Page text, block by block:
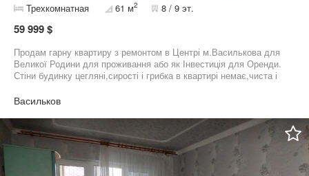
Трехкомнатная 61 м2 8 / 9 эт.
59 999 $
Продам гарну квартиру з ремонтом в Центрі м.Василькова для
Великої Родини для проживання або як Інвестиція для Оренди.
Стіни будинку цегляні,сирості і грибка в квартирі немає,чиста і
коридор з вмонтованим шкаф купе який залишається А також
Централізоване.Квартира в хорошому місце розташуванні,все
поряд,Школа,Садок,Супермаркети,Аптеки,Маленький ринок з
сільськогосподарськими продуктами.Поряд Маршрутка на Київ
та по місту..Стартова ціна 59999 Дол.США,Торг! Працюю по
Сертифікатах.
Васильков